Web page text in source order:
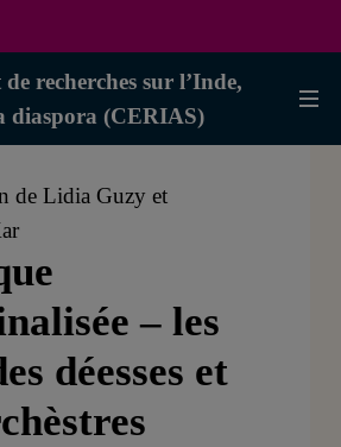
de recherches sur l’Inde,
diaspora (CERIAS)
de Lidia Guzy et
– les
déesses et